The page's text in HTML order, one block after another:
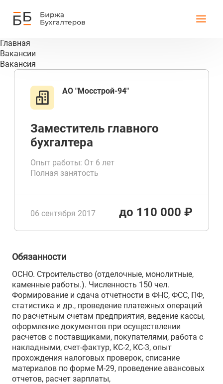
Главная
Вакансии
Вакансия
АО "Мосстрой-94"
Заместитель главного
бухгалтера
Опыт работы: От 6 лет
Полная занятость
06 сентября 2017 до 110 000 ₽
Обязанности
ОСНО. Строительство (отделочные, монолитные,
каменные работы.). Численность 150 чел.
Формирование и сдача отчетности в ФНС, ФСС, ПФ,
статистика и др., проведение платежных операций
по расчетным счетам предприятия, ведение кассы,
оформление документов при осуществлении
расчетов с поставщиками, покупателями, работа с
накладными, счет-фактур, КС-2, КС-3, опыт
прохождения налоговых проверок, списание
материалов по форме М-29, проведение авансовых
отчетов, расчет зарплаты,